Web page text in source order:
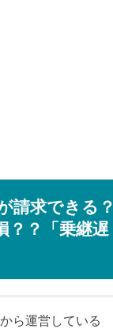
請求できる？
？？「乗継遅
ら運営している